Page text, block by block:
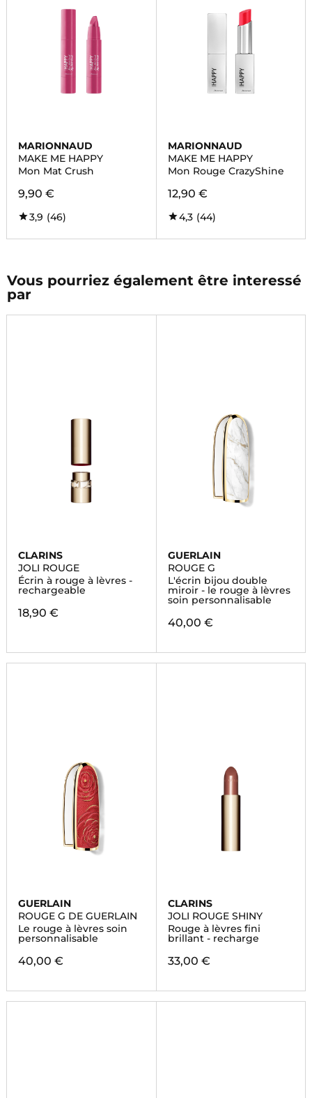
MARIONNAUD
MAKE ME HAPPY
Mon Mat Crush
9,90 €
3,9 (46)
MARIONNAUD
MAKE ME HAPPY
Mon Rouge CrazyShine
12,90 €
4,3 (44)
Vous pourriez également être interessé
par
CLARINS
JOLI ROUGE
Écrin à rouge à lèvres -
rechargeable
18,90 €
GUERLAIN
ROUGE G
L'écrin bijou double
miroir - le rouge à lèvres
soin personnalisable
40,00 €
GUERLAIN
ROUGE G DE GUERLAIN
Le rouge à lèvres soin
personnalisable
40,00 €
CLARINS
JOLI ROUGE SHINY
Rouge à lèvres fini
brillant - recharge
33,00 €